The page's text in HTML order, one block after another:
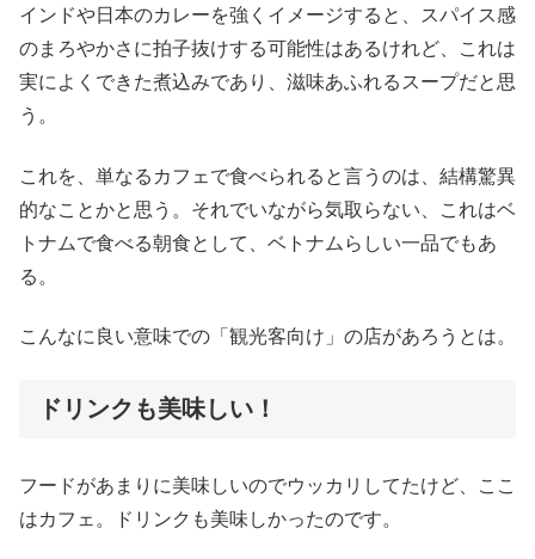
インドや日本のカレーを強くイメージすると、スパイス感
のまろやかさに拍子抜けする可能性はあるけれど、これは
実によくできた煮込みであり、滋味あふれるスープだと思
う。
これを、単なるカフェで食べられると言うのは、結構驚異
的なことかと思う。それでいながら気取らない、これはベ
トナムで食べる朝食として、ベトナムらしい一品でもあ
る。
こんなに良い意味での「観光客向け」の店があろうとは。
ドリンクも美味しい！
フードがあまりに美味しいのでウッカリしてたけど、ここ
はカフェ。ドリンクも美味しかったのです。